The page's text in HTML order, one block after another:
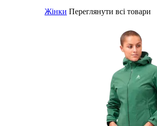
Жінки Переглянути всі товари